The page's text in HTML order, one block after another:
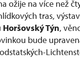
ožije na více než
tras,
Horšovský Týn,
bude